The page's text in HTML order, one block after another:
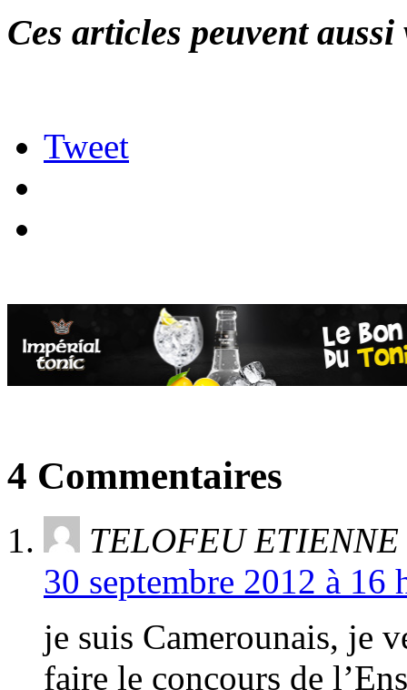
Ces articles peuvent
Tweet
4 Commentaires
TELOFEU ETIENNE
30 septembre 2012 à
je suis Camerounais, je
faire le concours de